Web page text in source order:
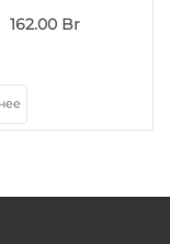
162.00 Br